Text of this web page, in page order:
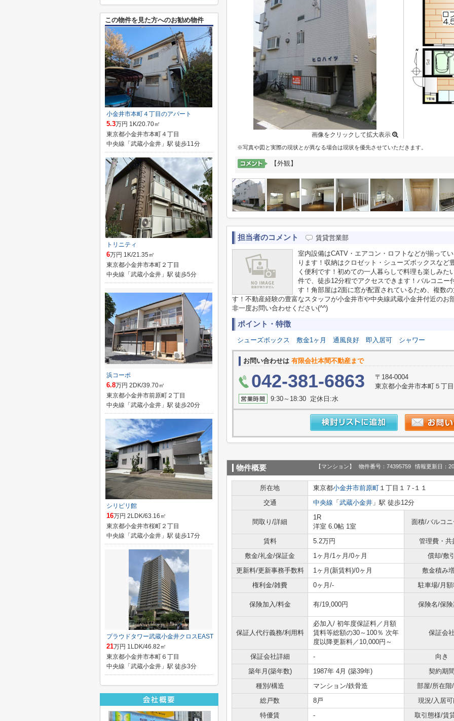
画像をクリックして拡大表示
※写真や図と実際の現状とが異なる場合は現状を優先させていただきます。
【外観】
担当者のコメント 賃貸営業部
室内設備はCATV・エアコン・ロフトなどが揃って
ります！収納はクロゼット・シューズボックスなど
く便利です！初めての一人暮らしで料理も楽しみた
件で、徒歩12分程でアクセスできます！バルコニー
す！角部屋は2面に窓が配置されているため、複数
す！不動産経験の豊富なスタッフが小金井市や中央線武蔵小金井付近のお
非一度お問い合わせください(^^)
ポイント・特徴
シューズボックス 敷金1ヶ月 通風良好 即入居可 シャワー
お問い合わせは 有限会社本間不動産まで
042-381-6863
〒184-0004
東京都小金井市本町５丁
9:30～18:30 定休日:水
物件概要 【マンション】 物件番号：74395759 情報更新日：
所在地 東京都小金井市前原町 １丁目１７-１１
交通
中央線 「 武蔵小金井 」駅 徒歩12分
間取り/詳細
1R
洋室 6.0帖 1室
面積/バルコ
賃料 5.2万円 管理費・共
敷金/礼金/保証金
1ヶ月/1ヶ月/0ヶ月 償却/敷引
更新料/更新事務手数料
1ヶ月(新賃料)/0ヶ月 敷金積み
権利金/雑費
0ヶ月/- 駐車場/月額
保険加入/料金 有/19,000円 保険名/保険
保証人代行義務/利用料
必加入/ 初年度保証料／月額
賃料等総額の30～100％ 次年
度以降更新料／10,000円～
保証会社
保証会社詳細 - 向き
築年月(築年数)
1987年 4月 (築39年) 契約期間
種別/構造
マンション/鉄骨造 部屋/所在階
総戸数
8戸 現況/入居可
特優賃
- 取引態様/賃
この物件を見た方へのお勧め物件
小金井市本町４丁目のアパート
5.3万円 1K/20.70㎡
東京都小金井市本町４丁目
中央線「武蔵小金井」駅 徒歩11分
トリニティ
6万円 1K/21.35㎡
東京都小金井市本町２丁目
中央線「武蔵小金井」駅 徒歩5分
浜コーポ
6.8万円 2DK/39.70㎡
東京都小金井市前原町２丁目
中央線「武蔵小金井」駅 徒歩20分
シリピリ館
16万円 2LDK/63.16㎡
東京都小金井市桜町２丁目
中央線「武蔵小金井」駅 徒歩17分
プラウドタワー武蔵小金井クロスEAST
21万円 1LDK/46.82㎡
東京都小金井市本町６丁目
中央線「武蔵小金井」駅 徒歩3分